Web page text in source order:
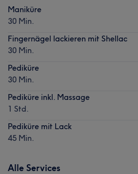
Maniküre
30 Min.
Fingernägel lackieren mit Shellac
30 Min.
Pediküre
30 Min.
Pediküre inkl. Massage
1 Std.
Pediküre mit Lack
45 Min.
Alle Services